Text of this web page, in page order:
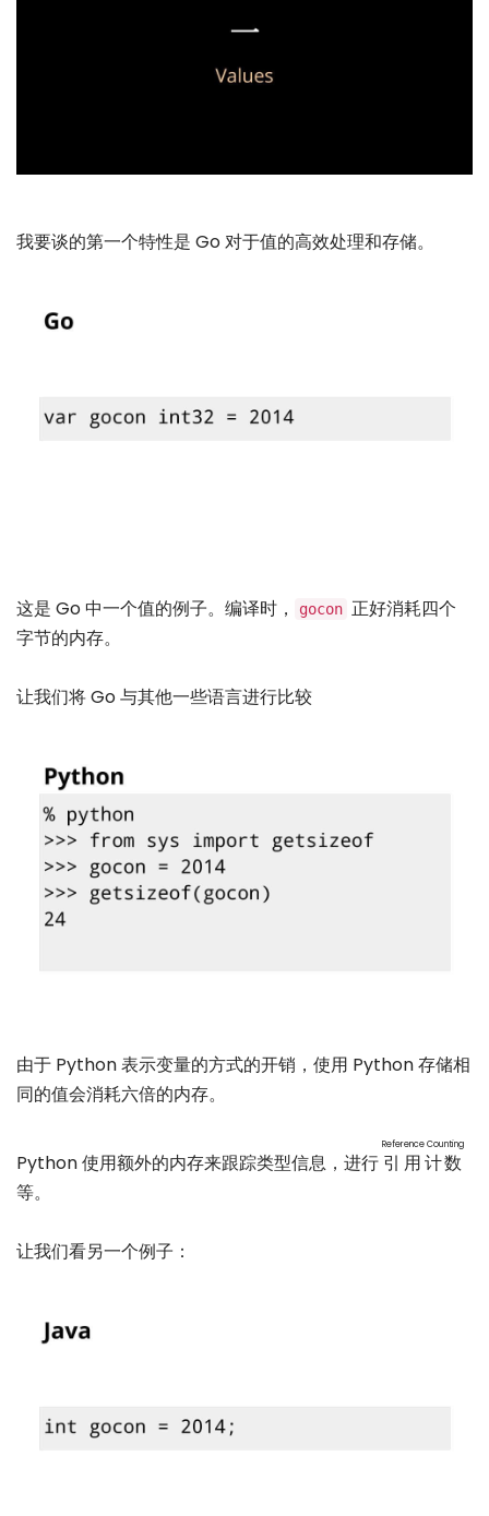
我要谈的第一个特性是 Go 对于值的高效处理和存储。
这是 Go 中一个值的例子。编译时， gocon 正好消耗四个
字节的内存。
让我们将 Go 与其他一些语言进行比较
由于 Python 表示变量的方式的开销，使用 Python 存储相
同的值会消耗六倍的内存。
Python 使用额外的内存来跟踪类型信息，进行 引用计数
Reference Counting
等。
让我们看另一个例子：